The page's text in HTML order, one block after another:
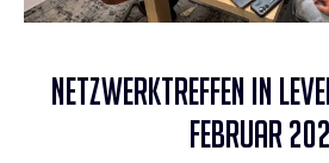
NETZWERKTREFFEN IN
FEBRUAR